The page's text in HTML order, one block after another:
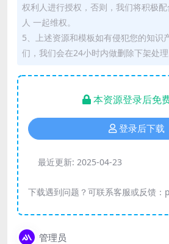
权利人进行授权，否则，我们将积极
人 一起维权。
5、上述资源和模板如有侵犯您的知识
们，我们会在24小时内做删除下架处理
本资源登录后免
登录后下载
最近更新: 2025-04-23
下载遇到问题？可联系客服或反馈
管理员